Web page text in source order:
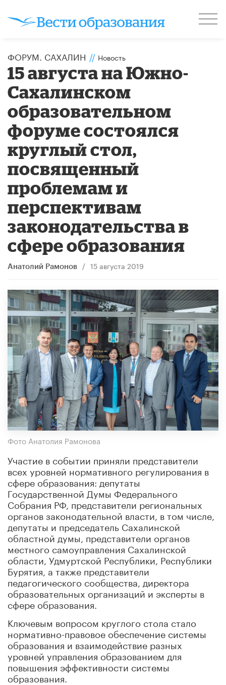
ФОРУМ. САХАЛИН // Новость
15 августа на Южно-
Сахалинском
образовательном
форуме состоялся
круглый стол,
посвященный
проблемам и
перспективам
законодательства в
сфере образования
Анатолий Рамонов / 15 августа 2019
Фото Анатолия Рамонова
Участие в событии приняли представители
всех уровней нормативного регулирования в
сфере образования: депутаты
Государственной Думы Федерального
Собрания РФ, представители региональных
органов законодательной власти, в том числе,
депутаты и председатель Сахалинской
областной думы, представители органов
местного самоуправления Сахалинской
области, Удмуртской Республики, Республики
Бурятия, а также представители
педагогического сообщества, директора
образовательных организаций и эксперты в
сфере образования.
Ключевым вопросом круглого стола стало
нормативно-правовое обеспечение системы
образования и взаимодействие разных
уровней управления образованием для
повышения эффективности системы
образования.